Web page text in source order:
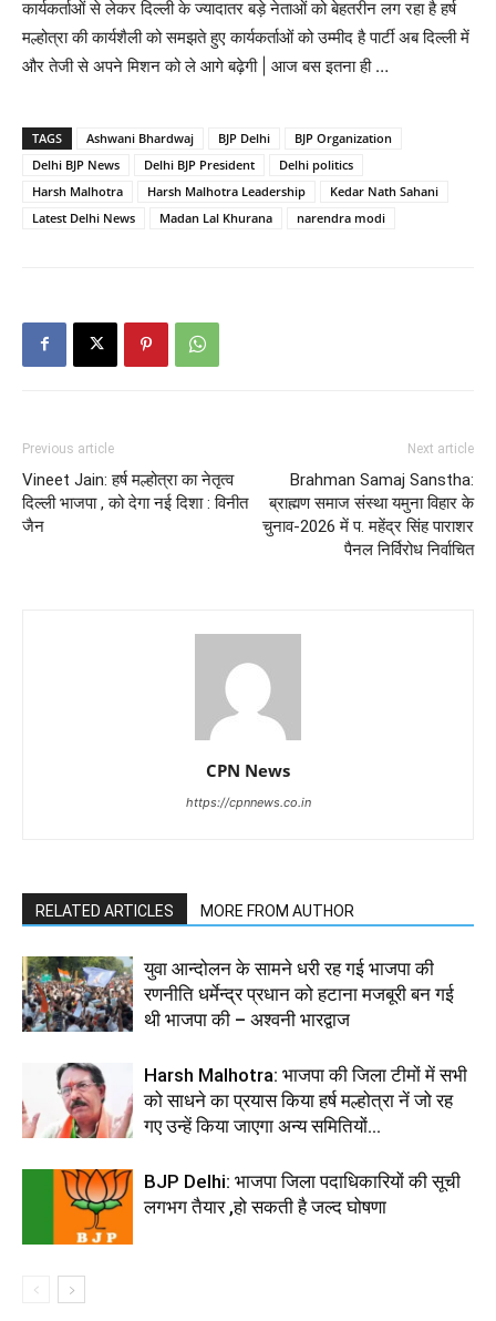
कार्यकर्ताओं से लेकर दिल्ली के ज्यादातर बड़े नेताओं को बेहतरीन लग रहा है हर्ष
मल्होत्रा की कार्यशैली को समझते हुए कार्यकर्ताओं को उम्मीद है पार्टी अब दिल्ली में
और तेजी से अपने मिशन को ले आगे बढ़ेगी | आज बस इतना ही …
TAGS Ashwani Bhardwaj BJP Delhi
BJP Organization
Delhi BJP News
Delhi BJP President
Delhi politics
Harsh Malhotra
Harsh Malhotra Leadership
Kedar Nath Sahani
Latest Delhi News
Madan Lal Khurana narendra modi
Previous article
Vineet Jain: हर्ष मल्होत्रा का नेतृत्व
दिल्ली भाजपा , को देगा नई दिशा : विनीत
जैन
Next article
Brahman Samaj Sanstha:
ब्राह्मण समाज संस्था यमुना विहार के
चुनाव-2026 में प. महेंद्र सिंह पाराशर
पैनल निर्विरोध निर्वाचित
CPN News
https://cpnnews.co.in
RELATED ARTICLES MORE FROM AUTHOR
युवा आन्दोलन के सामने धरी रह गई भाजपा की
रणनीति धर्मेन्द्र प्रधान को हटाना मजबूरी बन गई
थी भाजपा की – अश्वनी भारद्वाज
Harsh Malhotra: भाजपा की जिला टीमों में सभी
को साधने का प्रयास किया हर्ष मल्होत्रा नें जो रह
गए उन्हें किया जाएगा अन्य समितियों...
BJP Delhi: भाजपा जिला पदाधिकारियों की सूची
लगभग तैयार ,हो सकती है जल्द घोषणा